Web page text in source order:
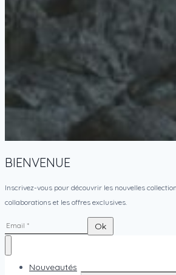
BIENVENUE
Inscrivez-vous pour découvrir les nouvelles
collaborations et les offres exclusives.
Nouveautés